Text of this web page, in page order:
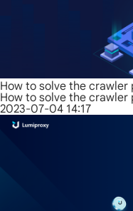
How to solve the
How to solve the
2023-07-04 14:17